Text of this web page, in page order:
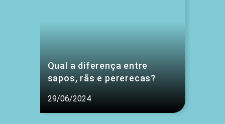
Qual a diferença entre
sapos, rãs e pererecas?
29/06/2024